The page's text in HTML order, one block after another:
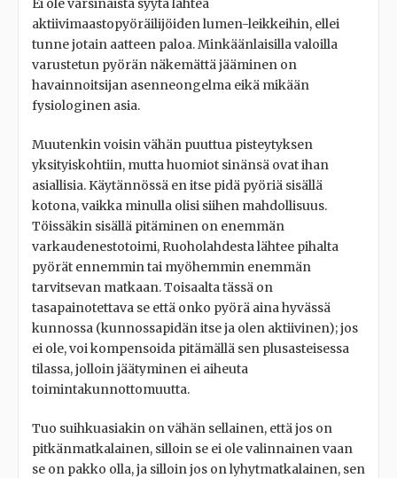
Ei ole varsinaista syytä lähteä
aktiivimaastopyöräilijöiden lumen-leikkeihin, ellei
tunne jotain aatteen paloa. Minkäänlaisilla valoilla
varustetun pyörän näkemättä jääminen on
havainnoitsijan asenneongelma eikä mikään
fysiologinen asia.
Muutenkin voisin vähän puuttua pisteytyksen
yksityiskohtiin, mutta huomiot sinänsä ovat ihan
asiallisia. Käytännössä en itse pidä pyöriä sisällä
kotona, vaikka minulla olisi siihen mahdollisuus.
Töissäkin sisällä pitäminen on enemmän
varkaudenestotoimi, Ruoholahdesta lähtee pihalta
pyörät ennemmin tai myöhemmin enemmän
tarvitsevan matkaan. Toisaalta tässä on
tasapainotettava se että onko pyörä aina hyvässä
kunnossa (kunnossapidän itse ja olen aktiivinen); jos
ei ole, voi kompensoida pitämällä sen plusasteisessa
tilassa, jolloin jäätyminen ei aiheuta
toimintakunnottomuutta.
Tuo suihkuasiakin on vähän sellainen, että jos on
pitkänmatkalainen, silloin se ei ole valinnainen vaan
se on pakko olla, ja silloin jos on lyhytmatkalainen, sen